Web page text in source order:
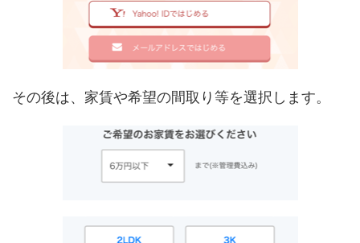
その後は、家賃や希望の間取り等を選択します。